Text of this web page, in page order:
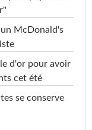
McDonald's
d'or pour avoir
cet été
se conserve